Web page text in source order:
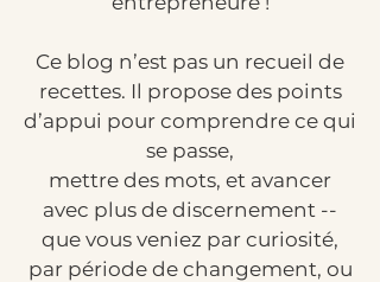
Ce blog n’est pas un recueil de
recettes. Il propose des points
d’appui pour comprendre ce qui
se passe,
mettre des mots, et avancer
avec plus de discernement --
que vous veniez par curiosité,
par période de changement, ou